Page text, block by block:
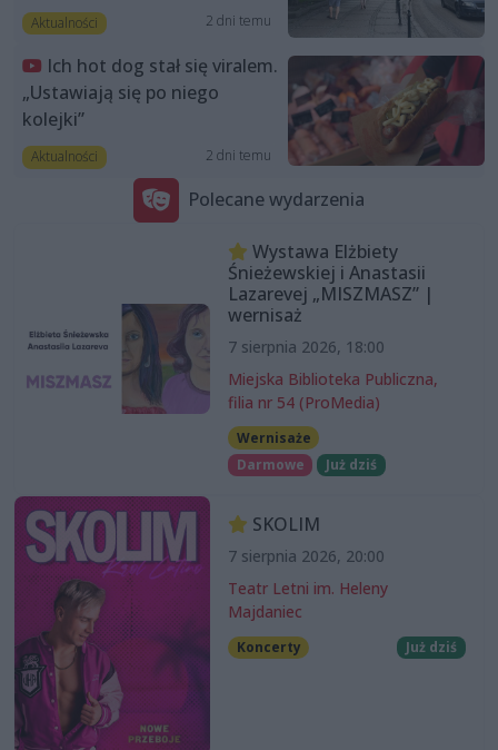
Aktualności 2 dni temu
Ich hot dog stał się viralem.
„Ustawiają się po niego
kolejki”
Aktualności 2 dni temu
Polecane wydarzenia
Wystawa Elżbiety
Śnieżewskiej i Anastasii
Lazarevej „MISZMASZ” |
wernisaż
7 sierpnia 2026, 18:00
Miejska Biblioteka Publiczna,
filia nr 54 (ProMedia)
Wernisaże
Darmowe
Już dziś
SKOLIM
7 sierpnia 2026, 20:00
Teatr Letni im. Heleny
Majdaniec
Koncerty Już dziś